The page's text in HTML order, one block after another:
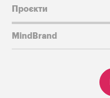
Проєкти
MindBrand